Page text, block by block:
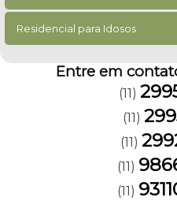
Residencial para Idosos
Entre em
(11)
(11)
(11)
(11)
(11)